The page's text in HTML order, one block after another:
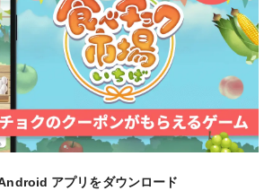
アプリをダウンロード